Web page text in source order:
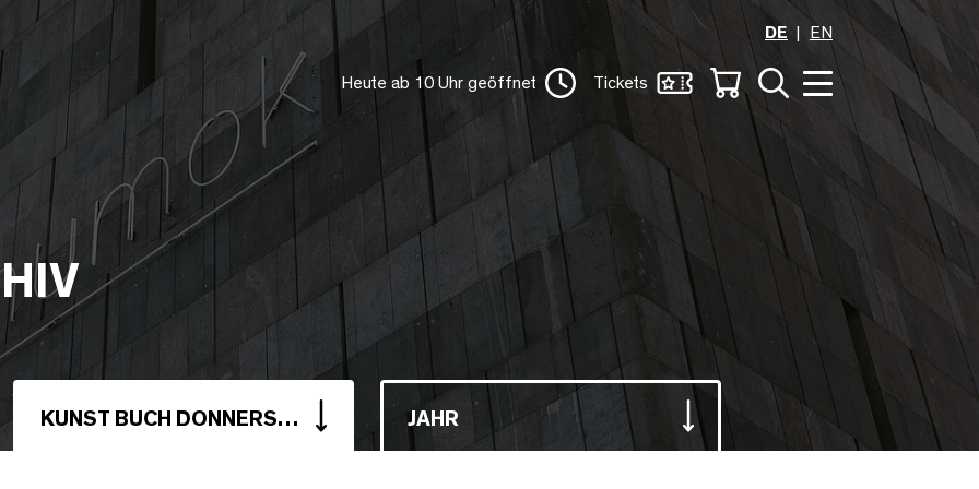
DE
EN
Heute ab 10 Uhr geöffnet Tickets
KUNST BUCH DONNERSTAG JAHR